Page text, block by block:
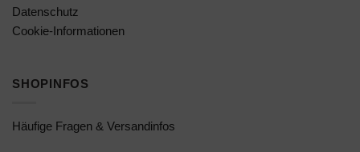
Datenschutz
Cookie-Informationen
SHOPINFOS
Häufige Fragen & Versandinfos